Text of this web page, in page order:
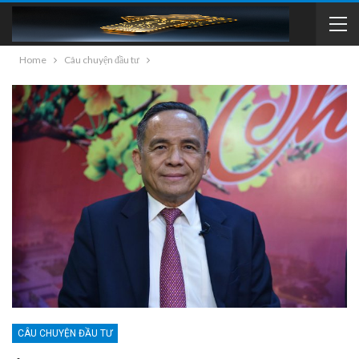
Home Câu chuyện đầu tư
CÂU CHUYỆN ĐẦU TƯ